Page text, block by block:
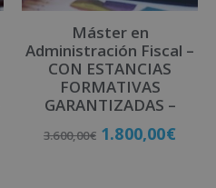
Máster en
Administración Fiscal –
CON ESTANCIAS
FORMATIVAS
GARANTIZADAS –
3.600,00€ 1.800,00€